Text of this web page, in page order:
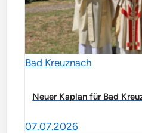
Bad Kreuznach
Neuer Kaplan für Bad
07.07.2026